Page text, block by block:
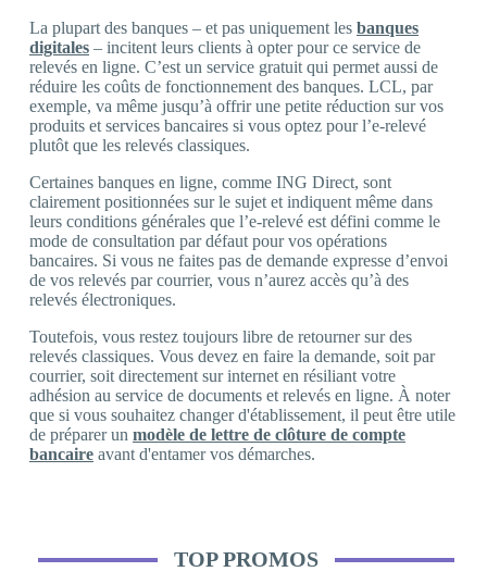
La plupart des banques – et pas uniquement les banques
digitales – incitent leurs clients à opter pour ce service de
relevés en ligne. C’est un service gratuit qui permet aussi de
réduire les coûts de fonctionnement des banques. LCL, par
exemple, va même jusqu’à offrir une petite réduction sur vos
produits et services bancaires si vous optez pour l’e-relevé
plutôt que les relevés classiques.
Certaines banques en ligne, comme ING Direct, sont
clairement positionnées sur le sujet et indiquent même dans
leurs conditions générales que l’e-relevé est défini comme le
mode de consultation par défaut pour vos opérations
bancaires. Si vous ne faites pas de demande expresse d’envoi
de vos relevés par courrier, vous n’aurez accès qu’à des
relevés électroniques.
Toutefois, vous restez toujours libre de retourner sur des
relevés classiques. Vous devez en faire la demande, soit par
courrier, soit directement sur internet en résiliant votre
adhésion au service de documents et relevés en ligne. À noter
que si vous souhaitez changer d'établissement, il peut être utile
de préparer un modèle de lettre de clôture de compte
bancaire avant d'entamer vos démarches.
TOP PROMOS